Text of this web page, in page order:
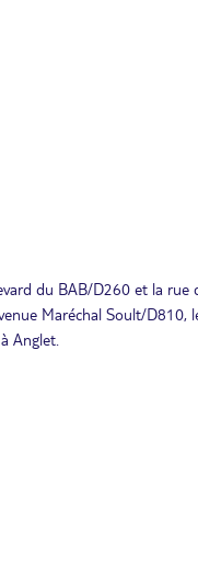
du BAB/D260 et la rue
Maréchal Soult/
Anglet.